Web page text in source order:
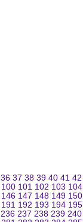
36 37 38 39 40 41 42
100 101 102 103 104
146 147 148 149 150
191 192 193 194 195
236 237 238 239 240